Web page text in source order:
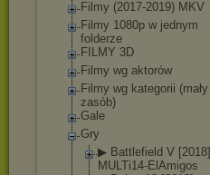
Filmy (2017-2019) MKV
Filmy 1080p w jednym
folderze
FILMY 3D
Filmy wg aktorów
Filmy wg kategorii (mały
zasób)
Gale
Gry
▶ Battlefield V [2018]
MULTi14-ElAmigos